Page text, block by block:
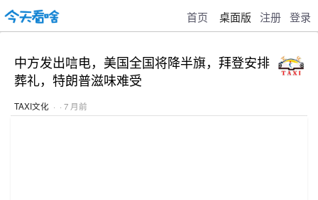
首页 桌面版 注册 登录
中方发出唁电，美国全国将降半旗，拜登安排
葬礼，特朗普滋味难受
TAXI文化 · · 7 月前